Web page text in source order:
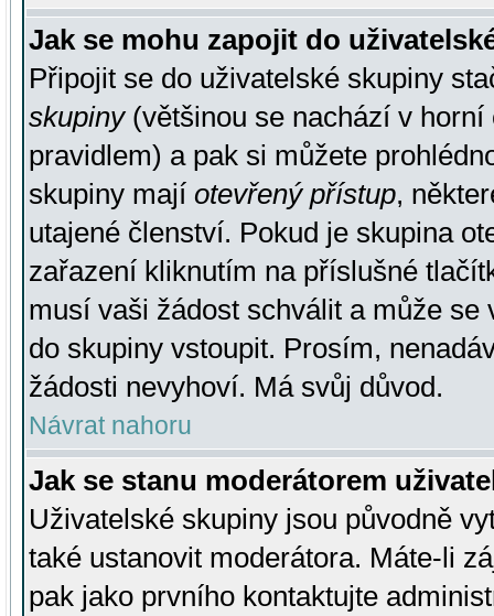
Jak se mohu zapojit do
Připojit se do uživatelské skupiny
skupiny(většinou se nachází v horní
pravidlem) a pak si můžete
skupiny mají otevřený přístup,
utajené členství. Pokud je skupina
zařazení kliknutím na příslušné
musí vaši žádost schválit a může se
do skupiny vstoupit. Prosím,
žádosti nevyhoví. Má svůj důvod.
Návrat nahoru
Jak se stanu moderátorem
Uživatelské skupiny jsou původně
také ustanovit moderátora. Máte-li
pak jako prvního kontaktujte